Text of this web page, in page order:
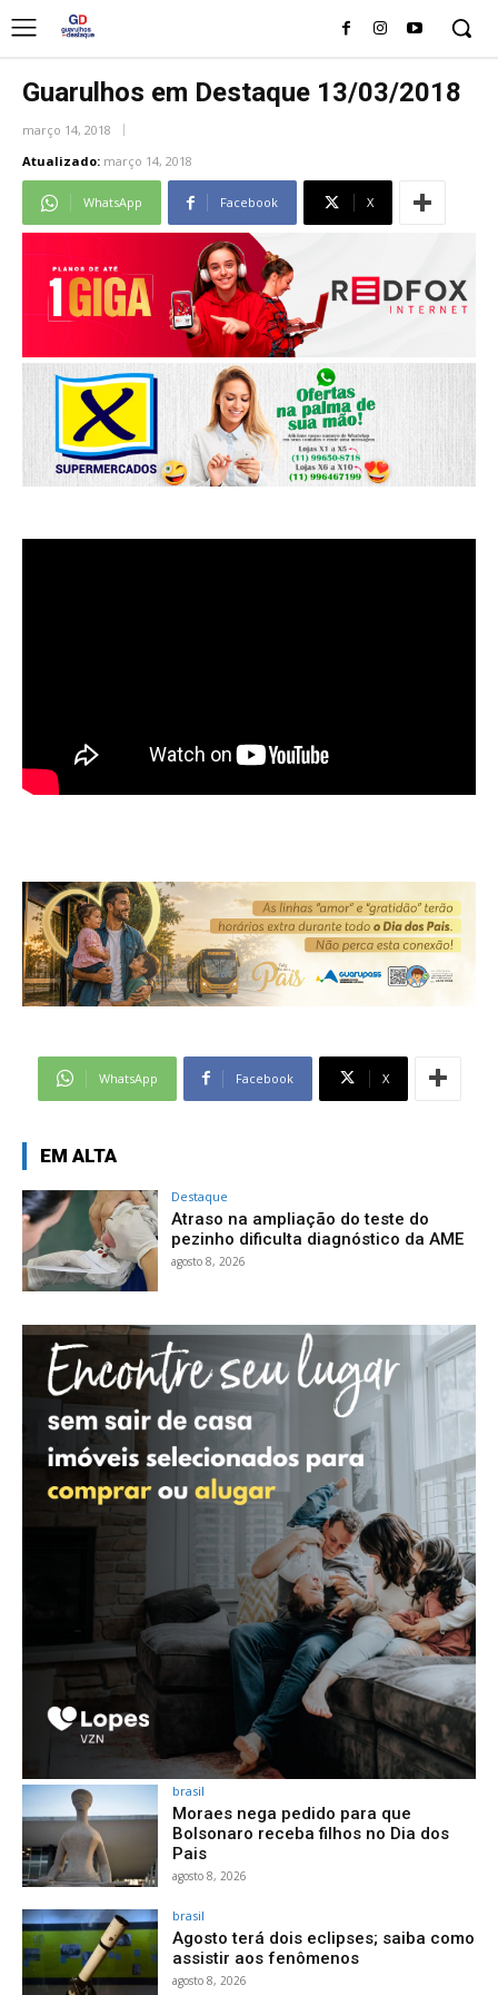
Guarulhos em Destaque 13/03/2018
março 14, 2018
Atualizado: março 14, 2018
WhatsApp Facebook X
WhatsApp Facebook X
EM ALTA
Destaque
Atraso na ampliação do teste do
pezinho dificulta diagnóstico da AME
agosto 8, 2026
brasil
Moraes nega pedido para que
Bolsonaro receba filhos no Dia dos
Pais
agosto 8, 2026
brasil
Agosto terá dois eclipses; saiba como
assistir aos fenômenos
agosto 8, 2026